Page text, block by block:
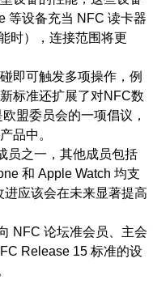
等设备充当 NFC 读卡器
时），连接范围将更
即可触发多项操作，例
标准还扩展了对NFC数
盟委员会的一项倡议，
品中。
员之一，其他成员包括
和 Apple Watch 均支
应该会在未来显著提高
NFC 论坛准会员、主会
Release 15 标准的设